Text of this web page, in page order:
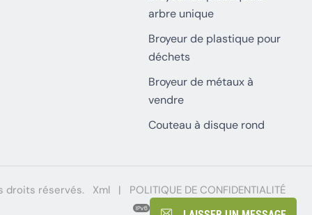
arbre unique
Broyeur de plastique pour
déchets
Broyeur de métaux à
vendre
Couteau à disque rond
droits réservés. Xml |
POLITIQUE DE CONFIDENTIALITÉ
Réseau IPv6 pris en charge